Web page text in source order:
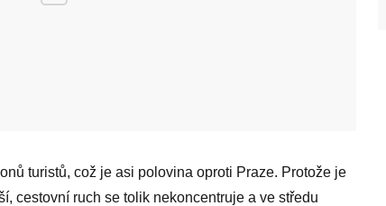
turistů, což je asi polovina oproti Praze. Protože je
cestovní ruch se tolik nekoncentruje a ve středu